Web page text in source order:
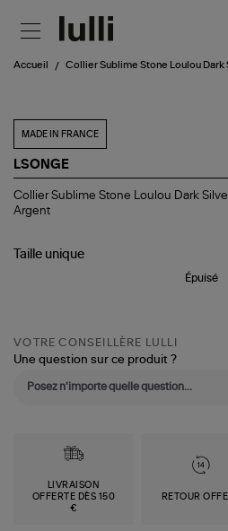
Accueil Collier Sublime Stone Loulou Dark
MADE IN FRANCE
LSONGE
Collier
Sublime
Stone
Dark
Collier Sublime Stone Loulou Dark
Argent
Taille unique
Épuisé
VOTRE CONSEILLÈRE LULLI
Une question sur ce produit ?
LIVRAISON
OFFERTE DÈS 150
€
RETOUR